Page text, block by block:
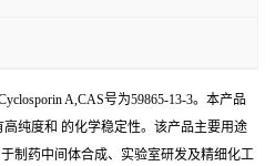
A,CAS号为59865-13-3。本产品
纯度和 的化学稳定性。该产品主要用途
制药中间体合成、实验室研发及精细化工